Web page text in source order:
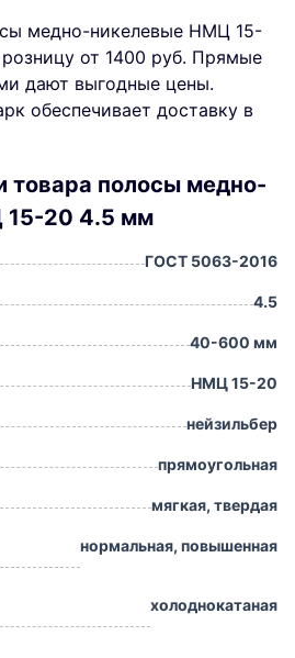
медно-никелевые НМЦ 15-
от 1400 руб. Прямые
дают выгодные цены.
обеспечивает доставку в
товара полосы медно-
15-20 4.5 мм
ГОСТ 5063-2016
4.5
40-600 мм
НМЦ 15-20
нейзильбер
прямоугольная
мягкая, твердая
нормальная, повышенная
холоднокатаная